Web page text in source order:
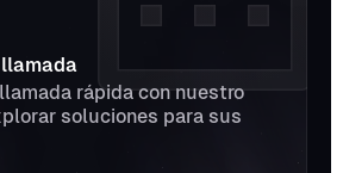
rápida con nuestro
soluciones para sus